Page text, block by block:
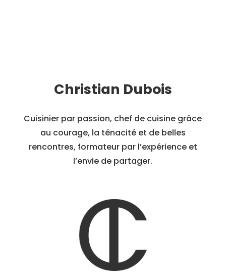
Christian Dubois
Cuisinier par passion, chef de cuisine grâce
au courage, la ténacité et de belles
rencontres, formateur par l’expérience et
l’envie de partager.